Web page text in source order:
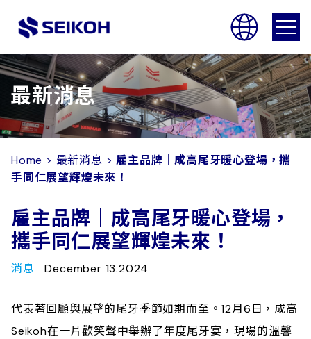
最新消息
Home > 最新消息 >雇主品牌｜成高尾牙暖心登場，攜
手同仁展望輝煌未來！
雇主品牌｜成高尾牙暖心登場，
攜手同仁展望輝煌未來！
消息 December 13.2024
代表著回顧與展望的尾牙季節如期而至。12月6日，成高
Seikoh在一片歡笑聲中舉辦了年度尾牙宴，現場的溫馨